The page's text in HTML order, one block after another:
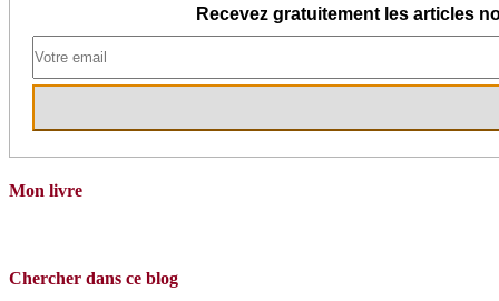
Recevez gratuitement les articles
Mon livre
Chercher dans ce blog